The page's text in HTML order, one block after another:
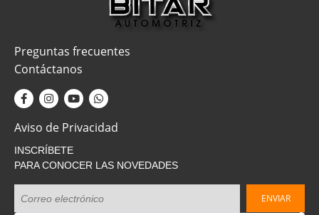
Preguntas frecuentes
Contáctanos
Aviso de Privacidad
INSCRÍBETE
PARA CONOCER LAS NOVEDADES